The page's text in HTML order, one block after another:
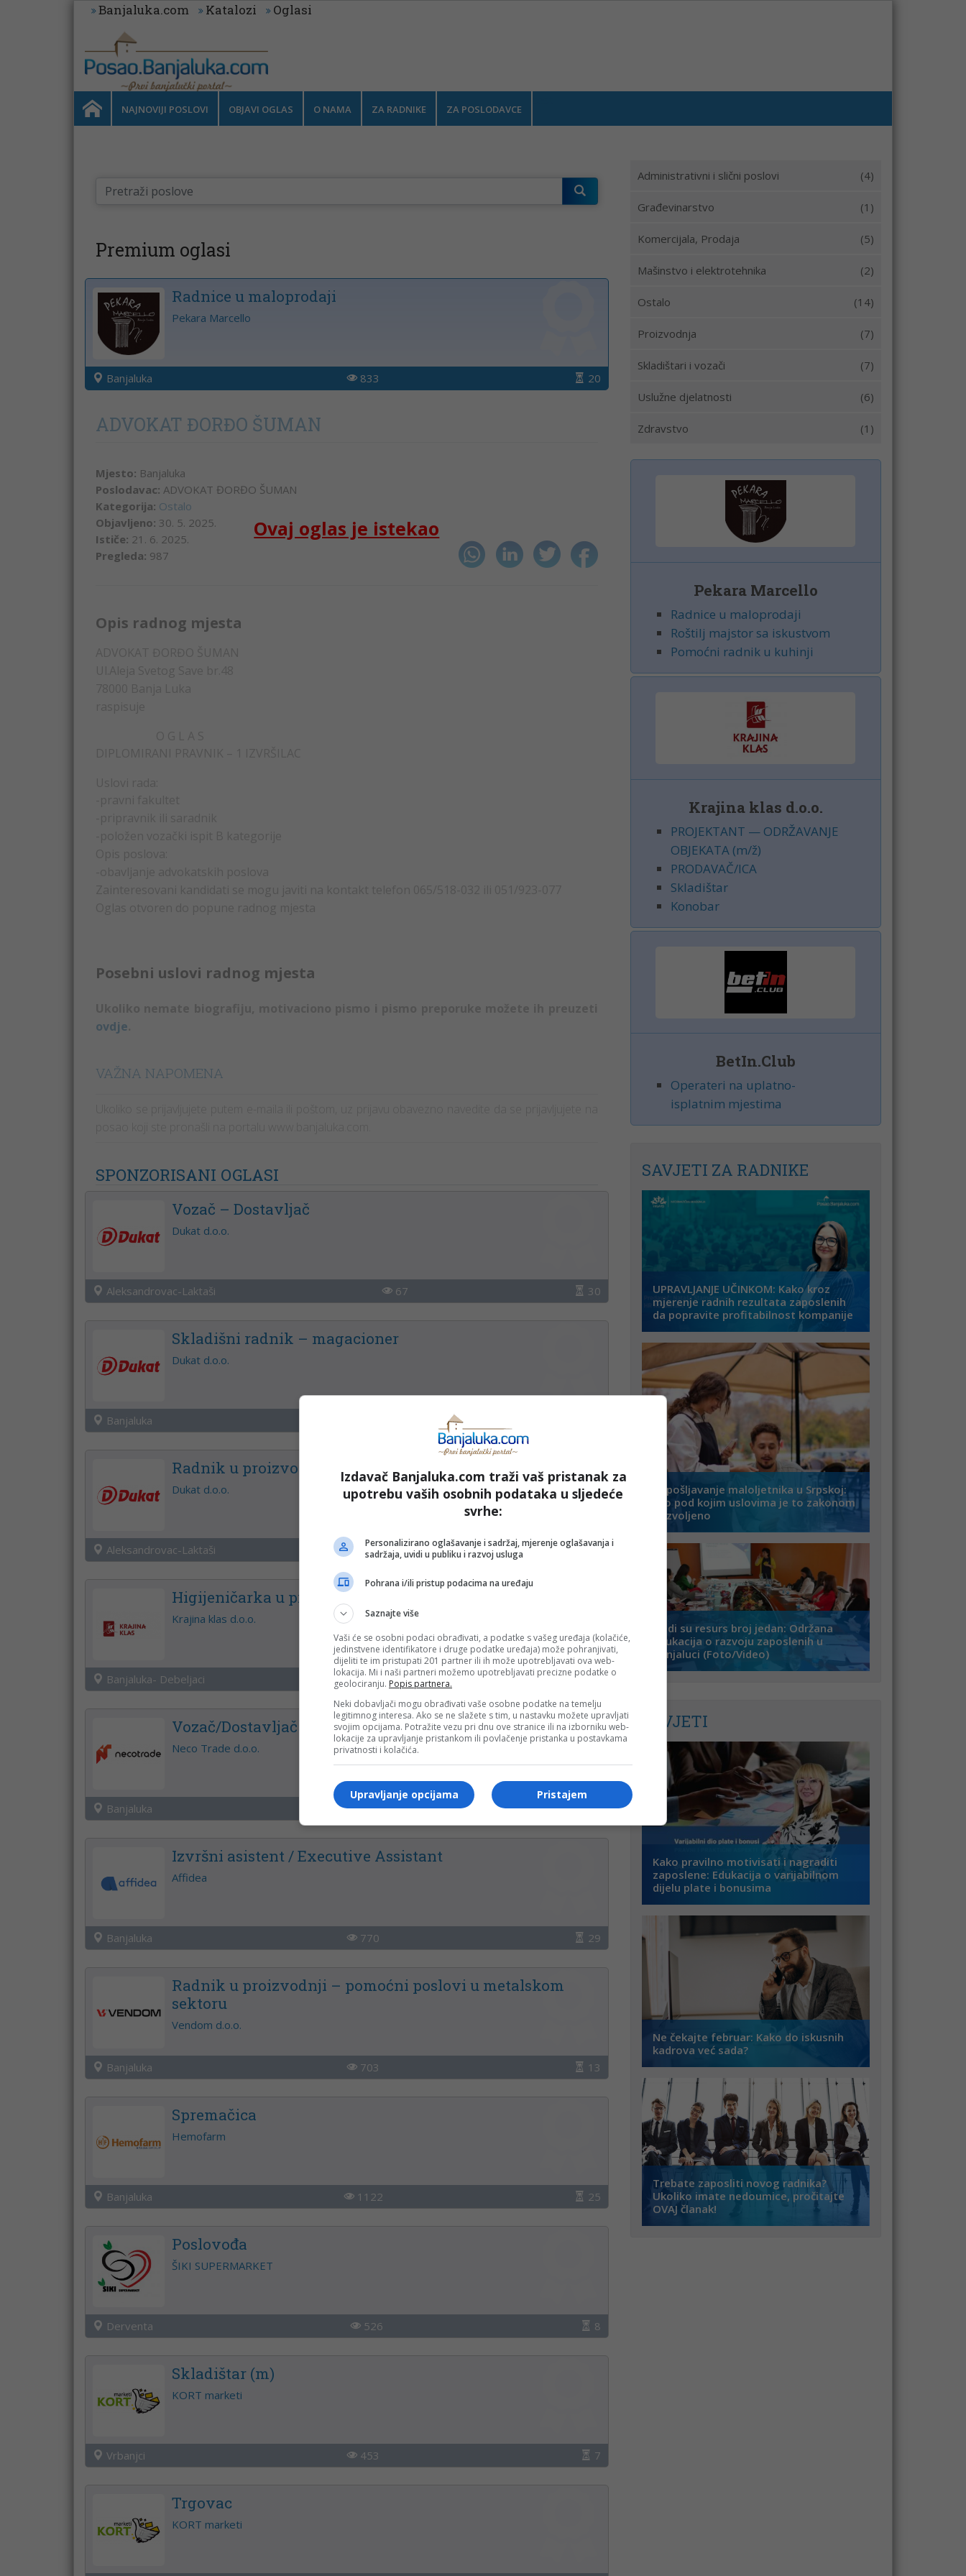
Banjaluka.com Katalozi Oglasi
NAJNOVIJI POSLOVI OBJAVI OGLAS O NAMA ZA RADNIKE ZA POSLODAVCE
Premium oglasi
Radnice u maloprodaji
Pekara Marcello
Banjaluka 833 20
Ovaj oglas je istekao
ADVOKAT ĐORĐO ŠUMAN
Mjesto: Banjaluka
Poslodavac: ADVOKAT ĐORĐO ŠUMAN
Kategorija: Ostalo
Objavljeno: 30. 5. 2025.
Ističe: 21. 6. 2025.
Pregleda: 987
Opis radnog mjesta
Posebni uslovi radnog mjesta
ovdje
VAŽNA NAPOMENA
SPONZORISANI OGLASI
Vozač – Dostavljač
Dukat d.o.o.
Aleksandrovac-Laktaši 67 30
Skladišni radnik – magacioner
Dukat d.o.o.
Banjaluka
Radnik u proizvodnji
Dukat d.o.o.
Aleksandrovac-Laktaši 99 30
Higijeničarka u proizvodnom pogonu
Krajina klas d.o.o.
Banjaluka- Debeljaci 106 30
Vozač/Dostavljač
Neco Trade d.o.o.
Banjaluka 389 14
Izvršni asistent / Executive Assistant
Affidea
Banjaluka 770 29
Radnik u proizvodnji – pomoćni poslovi u metalskom
sektoru
Vendom d.o.o.
Banjaluka 703 13
Spremačica
Hemofarm
Banjaluka 1122 25
Poslovođa
ŠIKI SUPERMARKET
Derventa 526 8
Skladištar (m)
KORT marketi
Vrbanjci 453 7
Trgovac
KORT marketi
Administrativni i slični poslovi (4)
Građevinarstvo (1)
Komercijala, Prodaja (5)
Mašinstvo i elektrotehnika (2)
Ostalo (14)
Proizvodnja (7)
Skladištari i vozači (7)
Uslužne djelatnosti (6)
Zdravstvo (1)
Pekara Marcello
Radnice u maloprodaji
Roštilj majstor sa iskustvom
Pomoćni radnik u kuhinji
Krajina klas d.o.o.
PROJEKTANT — ODRŽAVANJE
OBJEKATA (m/ž)
PRODAVAČ/ICA
Skladištar
Konobar
BetIn.Club
Operateri na uplatno-
isplatnim mjestima
SAVJETI ZA RADNIKE
UPRAVLJANJE UČINKOM: Kako kroz
mjerenje radnih rezultata zaposlenih
da popravite profitabilnost kompanije
Zapošljavanje maloljetnika u Srpskoj:
Evo pod kojim uslovima je to zakonom
dozvoljeno
Ljudi su resurs broj jedan: Održana
edukacija o razvoju zaposlenih u
Banjaluci (Foto/Video)
SAVJETI
Kako pravilno motivisati i nagraditi
zaposlene: Edukacija o varijabilnom
dijelu plate i bonusima
Ne čekajte februar: Kako do iskusnih
kadrova već sada?
Trebate zaposliti novog radnika?
Ukoliko imate nedoumice, pročitajte
OVAJ članak!
Izdavač Banjaluka.com traži vaš pristanak za
upotrebu vaših osobnih podataka u sljedeće
svrhe:
Personalizirano oglašavanje i sadržaj, mjerenje oglašavanja i
sadržaja, uvidi u publiku i razvoj usluga
Pohrana i/ili pristup podacima na uređaju
Saznajte više
Vaši će se osobni podaci obrađivati, a podatke s vašeg uređaja (kolačiće,
jedinstvene identifikatore i druge podatke uređaja) može pohranjivati,
dijeliti te im pristupati 201 partner ili ih može upotrebljavati ova web-
lokacija. Mi i naši partneri možemo upotrebljavati precizne podatke o
geolociranju. Popis partnera.
Neki dobavljači mogu obrađivati vaše osobne podatke na temelju
legitimnog interesa. Ako se ne slažete s tim, u nastavku možete upravljati
svojim opcijama. Potražite vezu pri dnu ove stranice ili na izborniku web-
lokacije za upravljanje pristankom ili povlačenje pristanka u postavkama
privatnosti i kolačića.
Pristajem
Upravljanje opcijama